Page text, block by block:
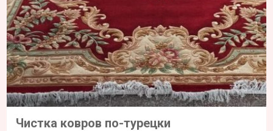
Чистка ковров по-турецки